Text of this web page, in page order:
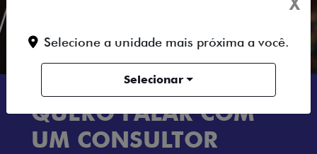
QUERO FALAR COM
UM CONSULTOR
Selecione a unidade mais próxima a você.
Selecionar